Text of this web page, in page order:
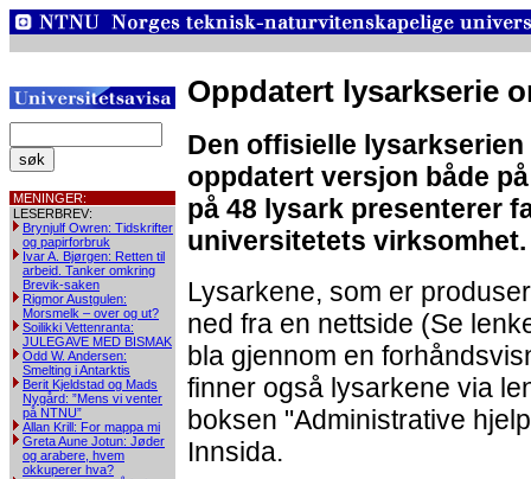
MENINGER:
LESERBREV:
Brynjulf Owren: Tidskrifter
og papirforbruk
Ivar A. Bjørgen: Retten til
arbeid. Tanker omkring
Brevik-saken
Rigmor Austgulen:
Morsmelk – over og ut?
Soilikki Vettenranta:
JULEGAVE MED BISMAK
Odd W. Andersen:
Smelting i Antarktis
Berit Kjeldstad og Mads
Nygård: ”Mens vi venter
på NTNU”
Allan Krill: For mappa mi
Greta Aune Jotun: Jøder
og arabere, hvem
okkuperer hva?
Oppdatert lysarkserie
Den offisielle
oppdatert versjon både
på 48 lysark presenterer
universitetets virksomhet.
Lysarkene, som er
ned fra en nettside (Se
bla gjennom en
finner også lysarkene via
boksen "Administrative
Innsida.